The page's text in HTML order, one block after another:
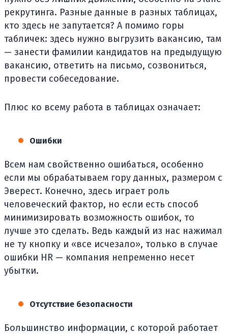
рекрутинга. Разные данные в разных таблицах,
кто здесь не запутается? А помимо горы
табличек: здесь нужно выгрузить вакансию, там
— занести фамилии кандидатов на предыдущую
вакансию, ответить на письмо, созвониться,
провести собеседование.
Плюс ко всему работа в таблицах означает:
Ошибки
Всем нам свойственно ошибаться, особенно
если мы обрабатываем гору данных, размером с
Эверест. Конечно, здесь играет роль
человеческий фактор, но если есть способ
минимизировать возможность ошибок, то
лучше это сделать. Ведь каждый из нас нажимал
не ту кнопку и «все исчезало», только в случае
ошибки HR — компания непременно несет
убытки.
Отсутствие безопасности
Большинство информации, с которой работает